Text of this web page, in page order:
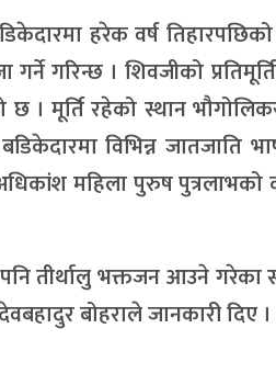
हरेक वर्ष
गरिन्छ । शिवजीको
। मूर्ति रहेको स्थान
विभिन्न जातजाति
महिला पुरुष पुत्रलाभको
तीर्थालु भक्तजन आउने गरेका
बोहराले जानकारी दिए ।